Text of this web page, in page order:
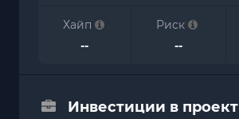
Хайп
--
Риск
--
Инвестиции в проект